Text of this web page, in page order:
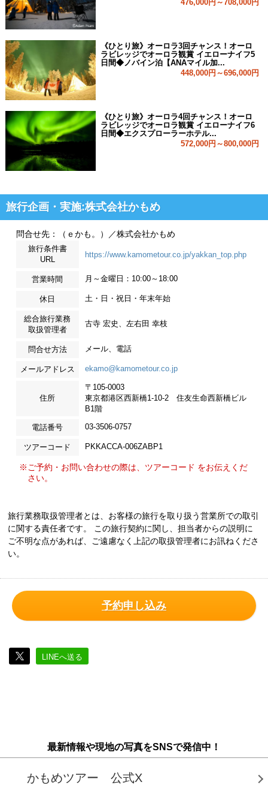
476,000円～708,000円
《ひとり旅》オーロラ3回チャンス！オーロ
ラビレッジでオーロラ観賞 イエローナイフ5
日間◆ノバイン泊【ANAマイル加...
448,000円～696,000円
《ひとり旅》オーロラ4回チャンス！オーロ
ラビレッジでオーロラ観賞 イエローナイフ6
日間◆エクスプローラーホテル...
572,000円～800,000円
旅行企画・実施:株式会社かもめ
問合せ先：（ｅかも。）／株式会社かもめ
旅行条件書
URL
https://www.kamometour.co.jp/yakkan_top.php
営業時間 月～金曜日：10:00～18:00
休日 土・日・祝日・年末年始
総合旅行業務
取扱管理者
古寺 宏史、左右田 幸枝
問合せ方法 メール、電話
メールアドレス ekamo@kamometour.co.jp
住所
〒105-0003
東京都港区西新橋1-10-2 住友生命西新橋ビル
B1階
電話番号 03-3506-0757
ツアーコード PKKACCA-006ZABP1
※ご予約・お問い合わせの際は、ツアーコード をお伝えくだ
さい。
旅行業務取扱管理者とは、お客様の旅行を取り扱う営業所での取引
に関する責任者です。 この旅行契約に関し、担当者からの説明に
ご不明な点があれば、ご遠慮なく上記の取扱管理者にお訊ねくださ
い。
予約申し込み
LINEへ送る
最新情報や現地の写真をSNSで発信中！
かもめツアー 公式X